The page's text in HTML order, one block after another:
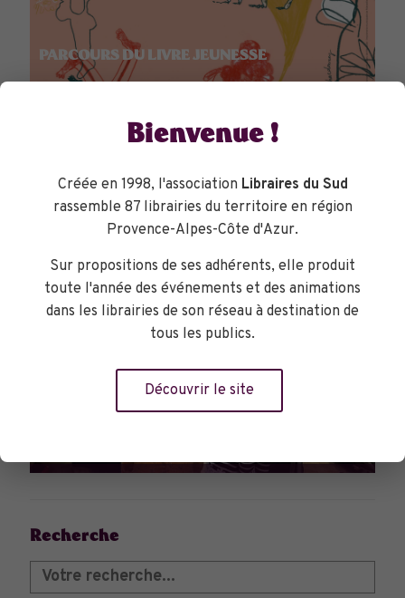
PARCOURS DU LIVRE JEUNESSE
Recherche
Bienvenue !
Créée en 1998, l'association Libraires du Sud
rassemble 87 librairies du territoire en région
Provence-Alpes-Côte d'Azur.
Sur propositions de ses adhérents, elle produit
toute l'année des événements et des animations
dans les librairies de son réseau à destination de
tous les publics.
Découvrir le site